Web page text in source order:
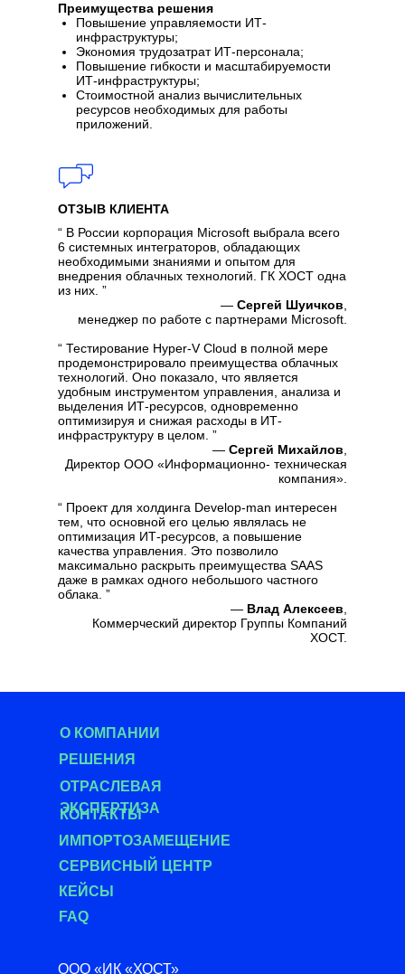
Преимущества решения
Повышение управляемости ИТ-
инфраструктуры;
Экономия трудозатрат ИТ-персонала;
Повышение гибкости и масштабируемости
ИТ-инфраструктуры;
Стоимостной анализ вычислительных
ресурсов необходимых для работы
приложений.
“ В России корпорация Microsoft выбрала всего
6 системных интеграторов, обладающих
необходимыми знаниями и опытом для
внедрения облачных технологий. ГК ХОСТ одна
из них. ”
— Сергей Шуичков
менеджер по работе с партнерами Microsoft.
“ Тестирование Hyper-V Cloud в полной мере
продемонстрировало преимущества облачных
технологий. Оно показало, что является
удобным инструментом управления, анализа и
выделения ИТ-ресурсов, одновременно
оптимизируя и снижая расходы в ИТ-
инфраструктуру в целом. ”
— Сергей Михайлов
Директор ООО «Информационно- техническая
компания».
“ Проект для холдинга Develop-man интересен
тем, что основной его целью являлась не
оптимизация ИТ-ресурсов, а повышение
качества управления. Это позволило
максимально раскрыть преимущества SAAS
даже в рамках одного небольшого частного
облака. ”
— Влад Алексеев
Коммерческий директор Группы Компаний
ХОСТ.
ОТЗЫВ КЛИЕНТА
ООО «ИК «ХОСТ»
О КОМПАНИИ
РЕШЕНИЯ
ОТРАСЛЕВАЯ
ЭКСПЕРТИЗА
КОНТАКТЫ
ИМПОРТОЗАМЕЩЕНИЕ
СЕРВИСНЫЙ ЦЕНТР
КЕЙСЫ
FAQ